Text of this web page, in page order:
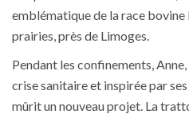
emblématique de la race
prairies, près de Limoges.
Pendant les confinements,
crise sanitaire et inspirée par
mûrit un nouveau projet. La